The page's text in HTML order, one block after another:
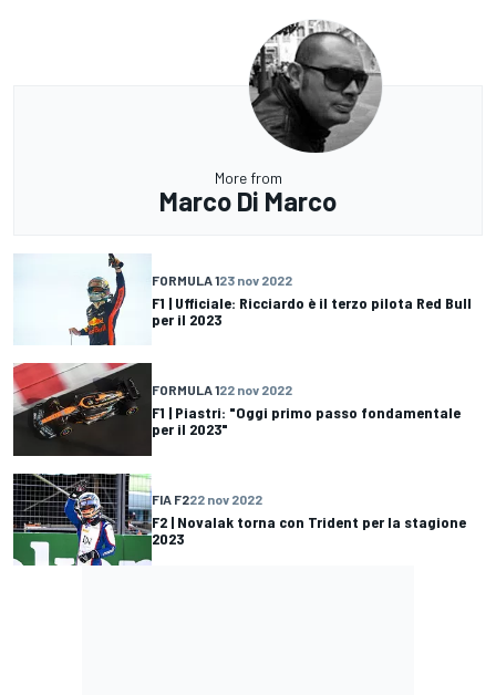
More from
Marco Di Marco
FORMULA 123 nov 2022
F1 | Ufficiale: Ricciardo è il terzo pilota Red Bull
per il 2023
FORMULA 122 nov 2022
F1 | Piastri: "Oggi primo passo fondamentale
per il 2023"
FIA F222 nov 2022
F2 | Novalak torna con Trident per la stagione
2023